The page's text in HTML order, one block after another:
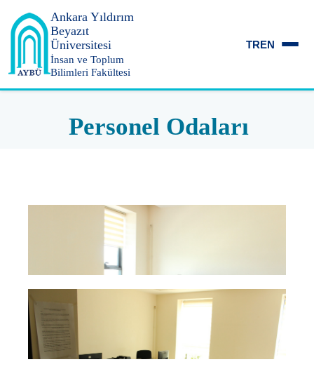
Ankara Yıldırım
Beyazıt
Üniversitesi
İnsan ve Toplum
Bilimleri Fakültesi
TREN
Personel Odaları